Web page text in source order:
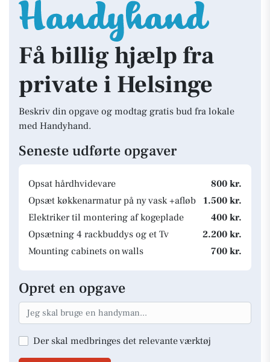
Få billig hjælp fra
private i Helsinge
Beskriv din opgave og modtag gratis bud fra lokale
med Handyhand.
Seneste udførte opgaver
Opsat hårdhvidevare
800 kr.
Opsæt køkkenarmatur på ny vask +afløb
1.500 kr.
Elektriker til montering af kogeplade
400 kr.
Opsætning 4 rackbuddys og et Tv
2.200 kr.
Mounting cabinets on walls
700 kr.
Opret en opgave
Der skal medbringes det relevante værktøj